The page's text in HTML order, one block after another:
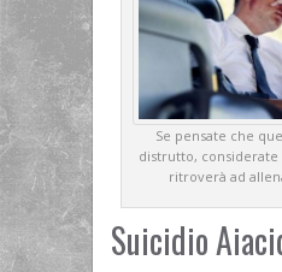
Se pensate che
distrutto, considerate
ritroverà ad
Suicidio